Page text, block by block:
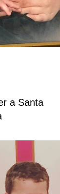
a Santa